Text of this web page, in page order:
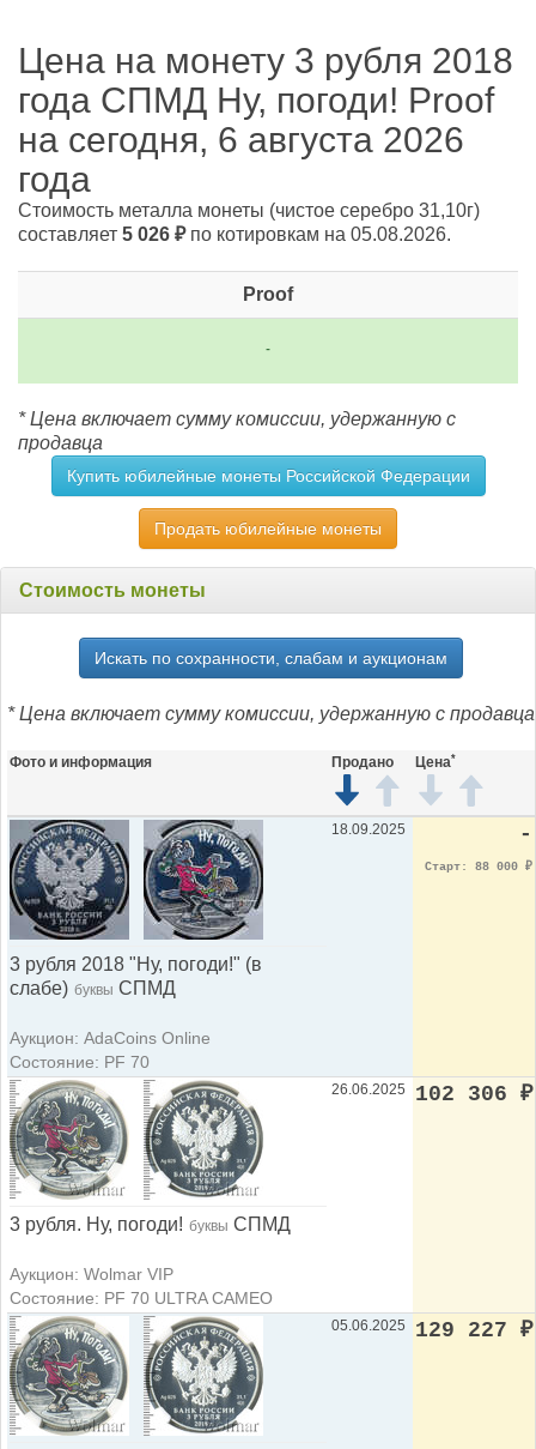
Цена на монету 3 рубля 2018
года СПМД Ну, погоди! Proof
на сегодня, 6 августа 2026
года
Стоимость металла монеты (чистое серебро 31,10г)
составляет 5 026 ₽по котировкам на 05.08.2026.
Proof
-
* Цена включает сумму комиссии, удержанную с
продавца
Купить юбилейные монеты Российской Федерации
Продать юбилейные монеты
Стоимость монеты
Искать по сохранности, слабам и аукционам
* Цена включает сумму комиссии, удержанную с продавца
Фото и информация Продано Цена*
3 рубля 2018 "Ну, погоди!" (в
слабе) буквы СПМД
Аукцион: AdaCoins Online
Состояние: PF 70
18.09.2025 -
Старт: 88 000 ₽
3 рубля. Ну, погоди! буквы СПМД
Аукцион: Wolmar VIP
Состояние: PF 70 ULTRA CAMEO
26.06.2025 102 306 ₽
05.06.2025 129 227 ₽